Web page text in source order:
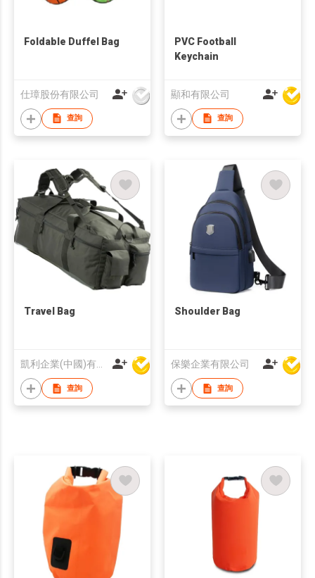
Foldable Duffel Bag
仕璋股份有限公司
查詢
PVC Football
Keychain
顯和有限公司
查詢
Travel Bag
查詢
Shoulder Bag
保樂企業有限公司
查詢